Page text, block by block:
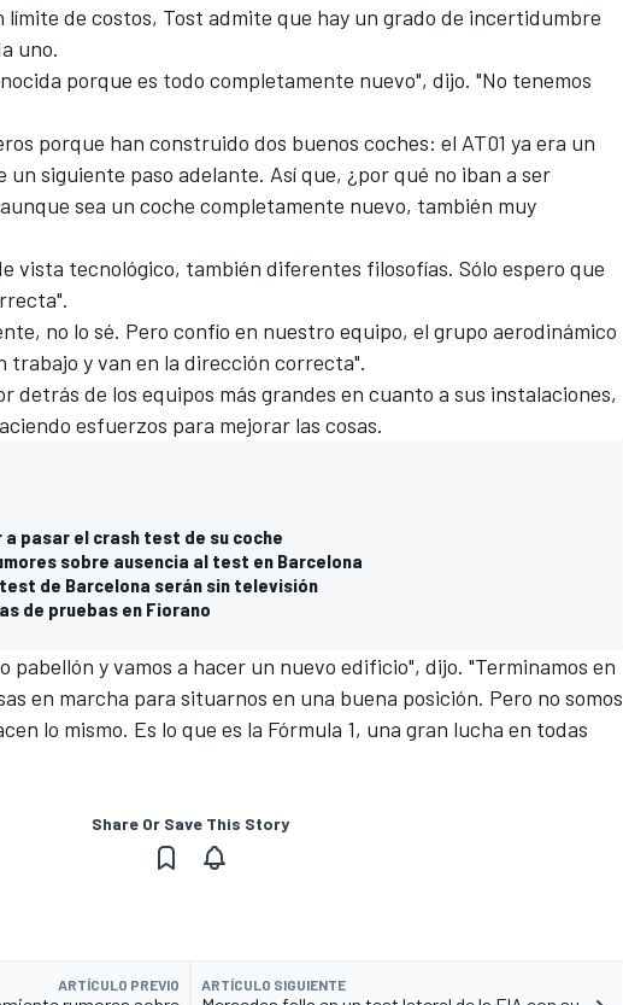
límite de costos, Tost admite que hay un grado de incertidumbre
uno.
porque es todo completamente nuevo", dijo. "No tenemos
porque han construido dos buenos coches: el AT01 ya era un
un siguiente paso adelante. Así que, ¿por qué no iban a ser
sea un coche completamente nuevo, también muy
vista tecnológico, también diferentes filosofías. Sólo espero que
no lo sé. Pero confío en nuestro equipo, el grupo aerodinámico
trabajo y van en la dirección correcta".
detrás de los equipos más grandes en cuanto a sus instalaciones,
esfuerzos para mejorar las cosas.
pasar el crash test de su coche
sobre ausencia al test en Barcelona
de Barcelona serán sin televisión
de pruebas en Fiorano
pabellón y vamos a hacer un nuevo edificio", dijo. "Terminamos en
en marcha para situarnos en una buena posición. Pero no somos
lo mismo. Es lo que es la Fórmula 1, una gran lucha en todas
Share Or Save This Story
ARTÍCULO PREVIO ARTÍCULO SIGUIENTE